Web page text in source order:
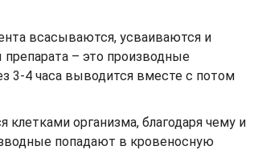
всасываются, усваиваются и
– это производные
3-4 часа выводится вместе с потом
организма, благодаря чему и
попадают в кровеносную